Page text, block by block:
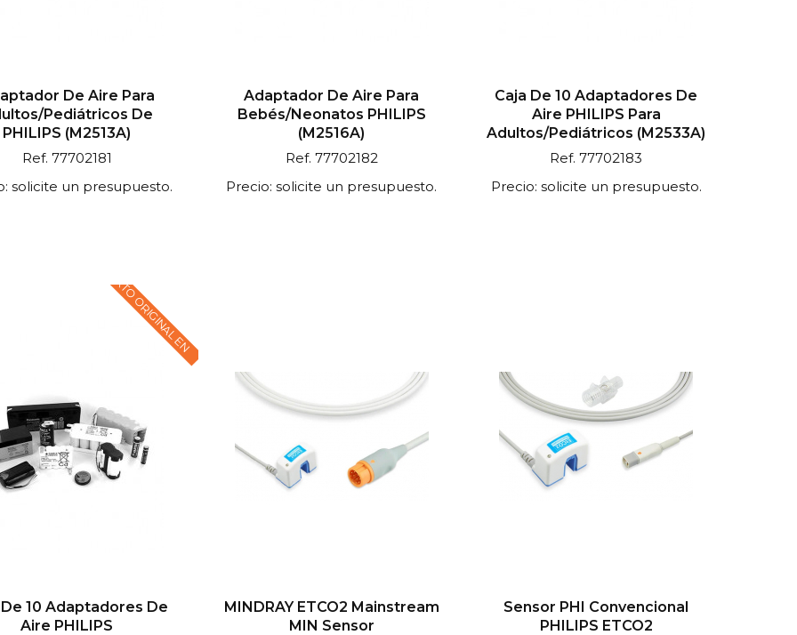
De Aire Para
pediátricos De
PHILIPS (M2513A)
Ref. 77702181
solicite un presupuesto.
Adaptador De Aire Para
Bebés/neonatos PHILIPS
(M2516A)
Ref. 77702182
Precio: solicite un presupuesto.
Caja De 10 Adaptadores De
Aire PHILIPS Para
Adultos/pediátricos (M2533A)
Ref. 77702183
Precio: solicite un presupuesto.
TEXTO ORIGINAL EN
10 Adaptadores De
Aire PHILIPS
MINDRAY ETCO2 Mainstream
MIN Sensor
Sensor PHI Convencional
PHILIPS ETCO2